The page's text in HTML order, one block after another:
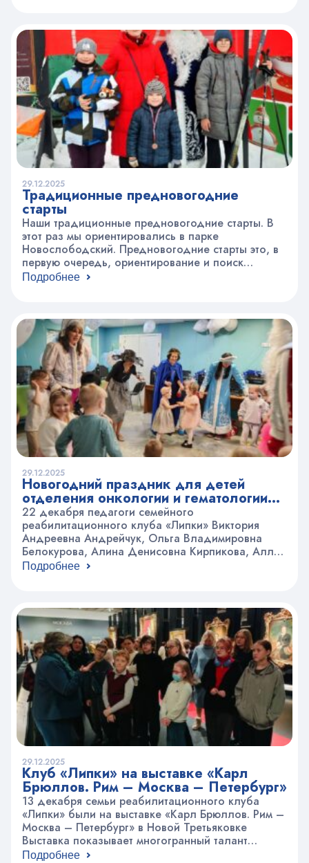
весело провести время! В «Творческой
лаборатории» ребята создавали новогодние
елочные украшения: шары…
29.12.2025
Традиционные предновогодние
старты
Наши традиционные предновогодние старты. В
этот раз мы ориентировались в парке
Новослободский. Предновогодние старты это, в
первую очередь, ориентирование и поиск
контрольных пунктов. А еще это занимательные
медалей и призов.
Подробнее
29.12.2025
Новогодний праздник для детей
отделения онкологии и гематологии
МГДКБ
22 декабря педагоги семейного
реабилитационного клуба «Липки» Виктория
Андреевна Андрейчук, Ольга Владимировна
Белокурова, Алина Денисовна Кирпикова, Алла
Эдуардовна Харютина провели традиционный
праздник без Деда Мороза? На эту роль с
радостью согласился начальник отдела АХО
Олег Сергеевич Дорофеев. В представлении
педагогов был нестандартный сюжет. Две…
Подробнее
29.12.2025
Клуб «Липки» на выставке «Карл
Брюллов. Рим – Москва – Петербург»
13 декабря семьи реабилитационного клуба
«Липки» были на выставке «Карл Брюллов. Рим –
Москва – Петербург» в Новой Третьяковке
Выставка показывает многогранный талант
художника. Ребята увидели и знаменитые работы
Подробнее